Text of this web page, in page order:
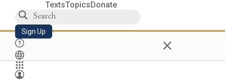
TextsTopicsDonate
Sign Up ×